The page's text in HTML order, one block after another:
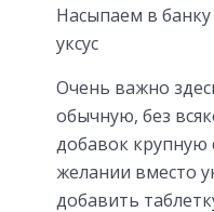
Насыпаем в банку
уксус
Очень важно
обычную, без
добавок крупную
желании вместо
добавить